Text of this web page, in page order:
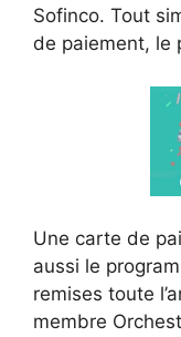
Sofinco. Tout
de paiement, le
Une carte de
aussi le
remises toute
membre